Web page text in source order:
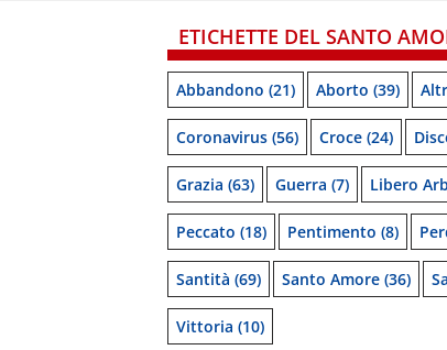
ETICHETTE DEL SANTO
Abbandono (21) Aborto (39)
Coronavirus (56) Croce (24)
Grazia (63) Guerra (7) Libero
Peccato (18) Pentimento (8)
Santità (69) Santo Amore (36)
Vittoria (10)